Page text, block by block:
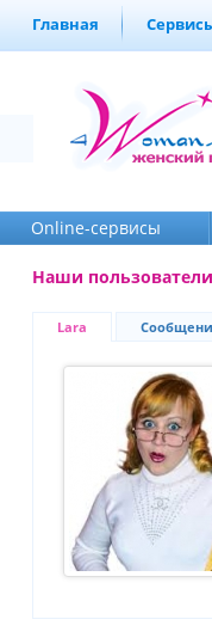
Главная
Online-cервисы
Наши пользователи
Lara